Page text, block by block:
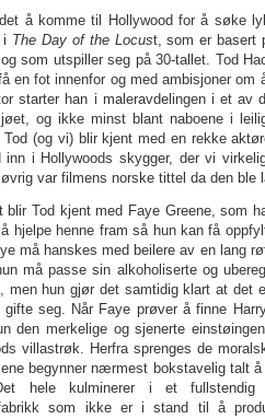
å komme til Hollywood for å søke
i The Day of the Locust, som er basert
som utspiller seg på 30-tallet. Tod
en fot innenfor og med ambisjoner om
starter han i maleravdelingen i et av
og ikke minst blant naboene i
(og vi) blir kjent med en rekke
inn i Hollywoods skygger, der vi
var filmens norske tittel da den ble
blir Tod kjent med Faye Greene, som
hjelpe henne fram så hun kan få
må hanskes med beilere av en lang
må passe sin alkoholiserte og
men hun gjør det samtidig klart at det
gifte seg. Når Faye prøver å finne
den merkelige og sjenerte
villastrøk. Herfra sprenges de
begynner nærmest bokstavelig talt
hele kulminerer i et
som ikke er i stand til å